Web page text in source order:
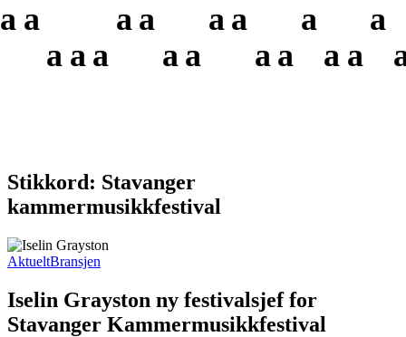
a a
a a a
a a
a a
a a
a a
a
a
a
Stikkord: Stavanger
kammermusikkfestival
AktueltBransjen
Iselin Grayston ny festivalsjef for
Stavanger Kammermusikkfestival